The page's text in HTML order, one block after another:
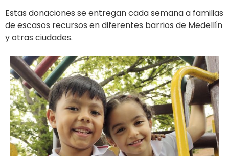
Estas donaciones se entregan cada semana a familias
de escasos recursos en diferentes barrios de Medellín
y otras ciudades.